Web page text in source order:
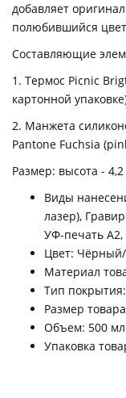
добавляет
полюбившийся
Составляющие
1. Термос Picnic
картонной
2. Манжета
Pantone Fuchsia
Размер: высота -
Виды
лазер),
УФ-печать А2,
Цвет:
Материал
Тип
Размер
Объем: 500 мл
Упаковка